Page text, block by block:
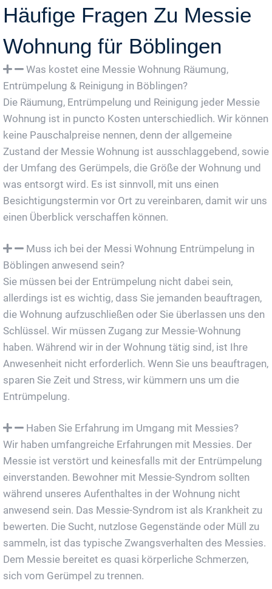
Häufige Fragen Zu Messie
Wohnung für Böblingen
Was kostet eine Messie Wohnung Räumung,
Entrümpelung & Reinigung in Böblingen?
Die Räumung, Entrümpelung und Reinigung jeder Messie
Wohnung ist in puncto Kosten unterschiedlich. Wir können
keine Pauschalpreise nennen, denn der allgemeine
Zustand der Messie Wohnung ist ausschlaggebend, sowie
der Umfang des Gerümpels, die Größe der Wohnung und
was entsorgt wird. Es ist sinnvoll, mit uns einen
Besichtigungstermin vor Ort zu vereinbaren, damit wir uns
einen Überblick verschaffen können.
Muss ich bei der Messi Wohnung Entrümpelung in
Böblingen anwesend sein?
Sie müssen bei der Entrümpelung nicht dabei sein,
allerdings ist es wichtig, dass Sie jemanden beauftragen,
die Wohnung aufzuschließen oder Sie überlassen uns den
Schlüssel. Wir müssen Zugang zur Messie-Wohnung
haben. Während wir in der Wohnung tätig sind, ist Ihre
Anwesenheit nicht erforderlich. Wenn Sie uns beauftragen,
sparen Sie Zeit und Stress, wir kümmern uns um die
Entrümpelung.
Haben Sie Erfahrung im Umgang mit Messies?
Wir haben umfangreiche Erfahrungen mit Messies. Der
Messie ist verstört und keinesfalls mit der Entrümpelung
einverstanden. Bewohner mit Messie-Syndrom sollten
während unseres Aufenthaltes in der Wohnung nicht
anwesend sein. Das Messie-Syndrom ist als Krankheit zu
bewerten. Die Sucht, nutzlose Gegenstände oder Müll zu
sammeln, ist das typische Zwangsverhalten des Messies.
Dem Messie bereitet es quasi körperliche Schmerzen,
sich vom Gerümpel zu trennen.